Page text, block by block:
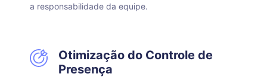
a responsabilidade da equipe.
Otimização do Controle de
Presença